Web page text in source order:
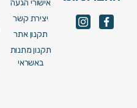
אישורי הגעה
יצירת קשר
תקנון אתר
תקנון מתנות
באשראי